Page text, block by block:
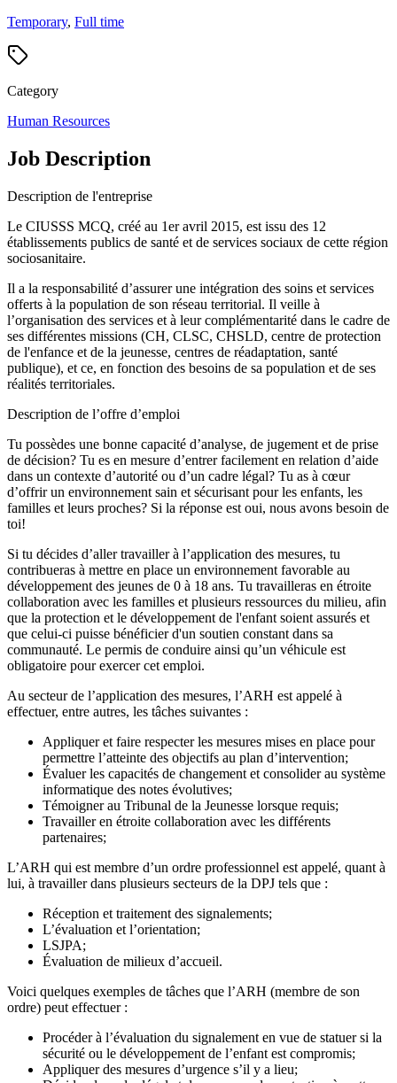
Temporary, Full time
Category
Human Resources
Job Description
Description de l'entreprise
Le CIUSSS MCQ, créé au 1er avril 2015, est issu des 12
établissements publics de santé et de services sociaux de cette région
sociosanitaire.
Il a la responsabilité d’assurer une intégration des soins et services
offerts à la population de son réseau territorial. Il veille à
l’organisation des services et à leur complémentarité dans le cadre de
ses différentes missions (CH, CLSC, CHSLD, centre de protection
de l'enfance et de la jeunesse, centres de réadaptation, santé
publique), et ce, en fonction des besoins de sa population et de ses
réalités territoriales.
Description de l’offre d’emploi
Tu possèdes une bonne capacité d’analyse, de jugement et de prise
de décision? Tu es en mesure d’entrer facilement en relation d’aide
dans un contexte d’autorité ou d’un cadre légal? Tu as à cœur
d’offrir un environnement sain et sécurisant pour les enfants, les
familles et leurs proches? Si la réponse est oui, nous avons besoin de
toi!
Si tu décides d’aller travailler à l’application des mesures, tu
contribueras à mettre en place un environnement favorable au
développement des jeunes de 0 à 18 ans. Tu travailleras en étroite
collaboration avec les familles et plusieurs ressources du milieu, afin
que la protection et le développement de l'enfant soient assurés et
que celui-ci puisse bénéficier d'un soutien constant dans sa
communauté. Le permis de conduire ainsi qu’un véhicule est
obligatoire pour exercer cet emploi.
Au secteur de l’application des mesures, l’ARH est appelé à
effectuer, entre autres, les tâches suivantes :
Appliquer et faire respecter les mesures mises en place pour
permettre l’atteinte des objectifs au plan d’intervention;
Évaluer les capacités de changement et consolider au système
informatique des notes évolutives;
Témoigner au Tribunal de la Jeunesse lorsque requis;
Travailler en étroite collaboration avec les différents
partenaires;
L’ARH qui est membre d’un ordre professionnel est appelé, quant à
lui, à travailler dans plusieurs secteurs de la DPJ tels que :
Réception et traitement des signalements;
L’évaluation et l’orientation;
LSJPA;
Évaluation de milieux d’accueil.
Voici quelques exemples de tâches que l’ARH (membre de son
ordre) peut effectuer :
Procéder à l’évaluation du signalement en vue de statuer si la
sécurité ou le développement de l’enfant est compromis;
Appliquer des mesures d’urgence s’il y a lieu;